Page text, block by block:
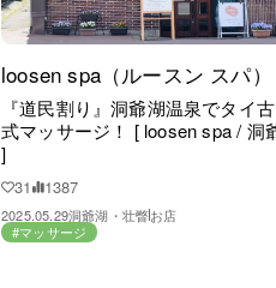
loosen spa（ルースン スパ）
『道民割り』洞爺湖温泉でタイ古
式マッサージ！ [ loosen spa / 洞爺
]
31 1387
2025.05.29洞爺湖・壮瞥お店
#マッサージ